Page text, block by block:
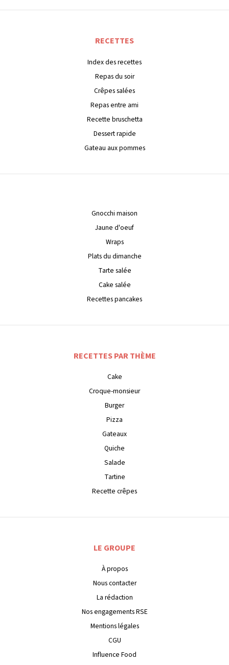
RECETTES
Index des recettes
Repas du soir
Crêpes salées
Repas entre ami
Recette bruschetta
Dessert rapide
Gateau aux pommes
Gnocchi maison
Jaune d'oeuf
Wraps
Plats du dimanche
Tarte salée
Cake salée
Recettes pancakes
RECETTES PAR THÈME
Cake
Croque-monsieur
Burger
Pizza
Gateaux
Quiche
Salade
Tartine
Recette crêpes
LE GROUPE
À propos
Nous contacter
La rédaction
Nos engagements RSE
Mentions légales
CGU
Influence Food